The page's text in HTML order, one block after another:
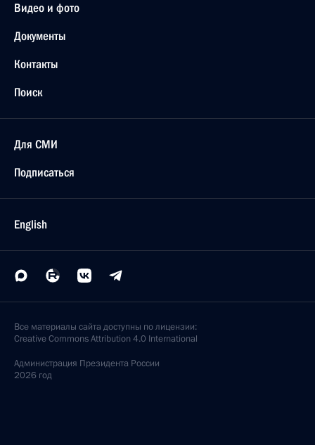
Видео и фото
Документы
Контакты
Поиск
Для СМИ
Подписаться
English
Все материалы сайта доступны по лицензии:
Creative Commons Attribution 4.0 International
Администрация Президента России
2026 год